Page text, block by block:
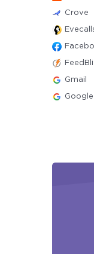
Crove
Gmail